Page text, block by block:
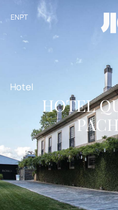
ENPT
Hotel
HOTEL